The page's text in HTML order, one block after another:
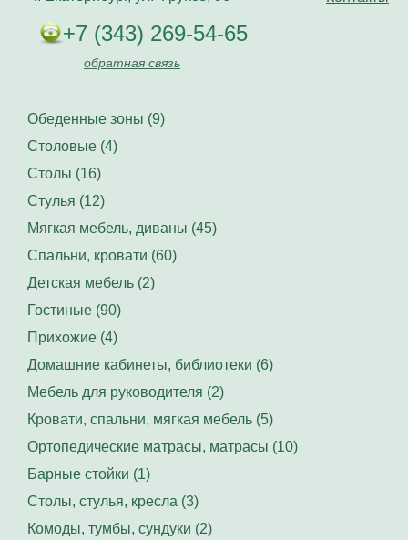
+7 (343) 269-54-65
обратная связь
Обеденные зоны (9)
Столовые (4)
Столы (16)
Стулья (12)
Мягкая мебель, диваны (45)
Спальни, кровати (60)
Детская мебель (2)
Гостиные (90)
Прихожие (4)
Домашние кабинеты, библиотеки (6)
Мебель для руководителя (2)
Кровати, спальни, мягкая мебель (5)
Ортопедические матрасы, матрасы (10)
Барные стойки (1)
Столы, стулья, кресла (3)
Комоды, тумбы, сундуки (2)